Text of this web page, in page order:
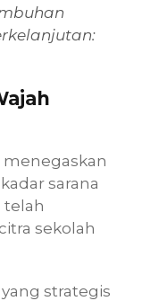
menegaskan
sarana
telah
sekolah
strategis